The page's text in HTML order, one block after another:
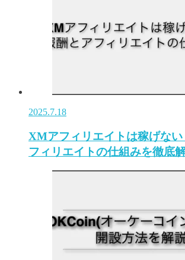
2025.7.18
XMアフィリエイトは稼げな
フィリエイトの仕組みを徹底